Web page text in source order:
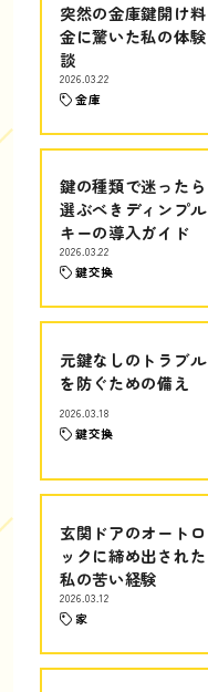
突然の金庫鍵開け料
金に驚いた私の体験
談
2026.03.22
金庫
鍵の種類で迷ったら
選ぶべきディンプル
キーの導入ガイド
2026.03.22
鍵交換
元鍵なしのトラブル
を防ぐための備え
2026.03.18
鍵交換
玄関ドアのオートロ
ックに締め出された
私の苦い経験
2026.03.12
家